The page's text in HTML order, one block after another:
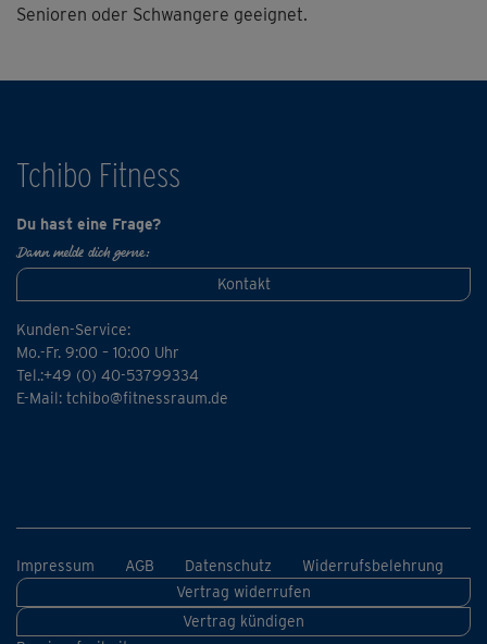
Senioren oder Schwangere geeignet.
Tchibo Fitness
Du hast eine Frage?
Dann melde dich gerne:
Kontakt
Kunden-Service:
Mo.-Fr. 9:00 – 10:00 Uhr
Tel.:+49 (0) 40-53799334
E-Mail: tchibo@fitnessraum.de
Impressum AGB Datenschutz
Widerrufsbelehrung
Vertrag widerrufen
Vertrag kündigen